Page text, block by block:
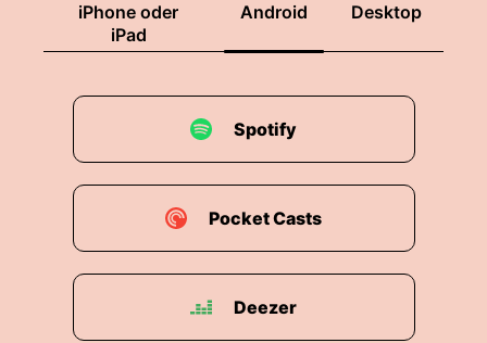
iPhone oder
iPad
Android Desktop
Spotify
Pocket Casts
Deezer